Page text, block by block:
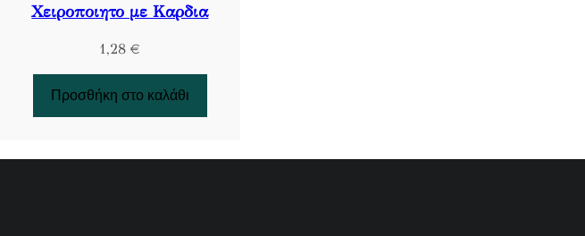
Χειροποιητο με Καρδια
1,28 €
Προσθήκη στο καλάθι